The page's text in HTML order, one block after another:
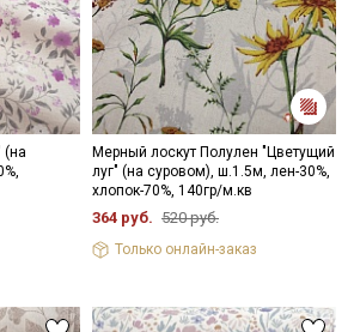
(на
Мерный лоскут Полулен "Цветущий
луг" (на суровом), ш.1.5м, лен-30%,
хлопок-70%, 140гр/м.кв
364 руб. 520 руб.
Только онлайн-заказ